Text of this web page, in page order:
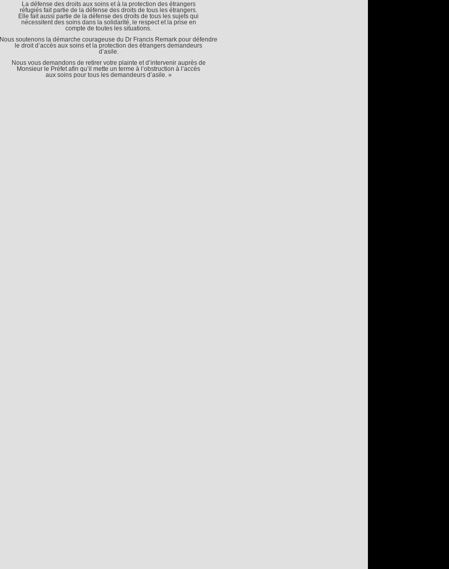
La défense des droits aux soins et à la protection des étrangers
réfugiés fait partie de la défense des droits de tous les étrangers.
Elle fait aussi partie de la défense des droits de tous les sujets qui
nécessitent des soins dans la solidarité, le respect et la prise en
compte de toutes les situations.
Nous soutenons la démarche courageuse du Dr Francis Remark pour défendre
le droit d’accès aux soins et la protection des étrangers demandeurs
d’asile.
Nous vous demandons de retirer votre plainte et d’intervenir auprès de
Monsieur le Préfet afin qu’il mette un terme à l’obstruction à l’accès
aux soins pour tous les demandeurs d’asile. »